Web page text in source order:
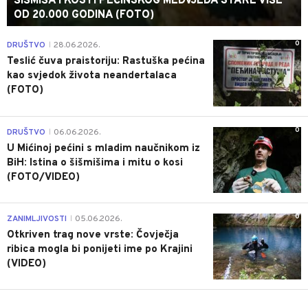
OD 20.000 GODINA (FOTO)
0
DRUŠTVO 28.06.2026.
Teslić čuva praistoriju: Rastuška pećina
kao svjedok života neandertalaca
(FOTO)
0
DRUŠTVO 06.06.2026.
U Mićinoj pećini s mladim naučnikom iz
BiH: Istina o šišmišima i mitu o kosi
(FOTO/VIDEO)
0
ZANIMLJIVOSTI 05.06.2026.
Otkriven trag nove vrste: Čovječja
ribica mogla bi ponijeti ime po Krajini
(VIDEO)